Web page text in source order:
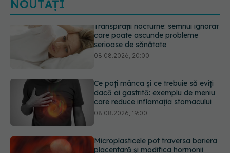
NOUTĂȚI
Ce poți mânca și ce trebuie să eviți
dacă ai gastrită: exemplu de meniu
care reduce inflamația stomacului
Microplasticele pot traversa bariera
placentară și modifica hormonii
08.08.2026, 18:00